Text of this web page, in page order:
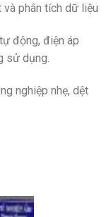
phân tích dữ liệu
động, điện áp
sử dụng.
nghiệp nhẹ, dệt